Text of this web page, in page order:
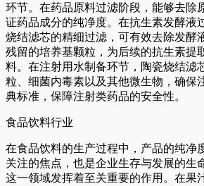
环节。在药品原料过滤阶段，能够去除
证药品成分的纯净度。在抗生素发酵液
烧结滤芯的精细过滤，可有效去除发酵
残留的培养基颗粒，为后续的抗生素提
料。在注射用水制备环节，陶瓷烧结滤
粒、细菌内毒素以及其他微生物，确保
典标准，保障注射类药品的安全性。
食品饮料行业
在食品饮料的生产过程中，产品的纯净
关注的焦点，也是企业生存与发展的生
这一领域发挥着至关重要的作用。在果